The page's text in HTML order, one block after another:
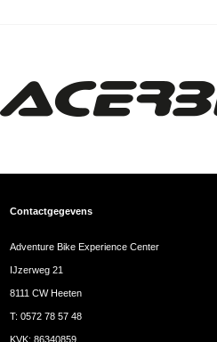
Contactgegevens
Adventure Bike Experience Center
IJzerweg 21
8111 CW Heeten
T:0572 78 57 48
KVK: 86340859